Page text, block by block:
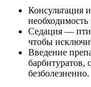
Консультация
необходимость
Седация —
чтобы
Введение
барбитуратов,
безболезненно.